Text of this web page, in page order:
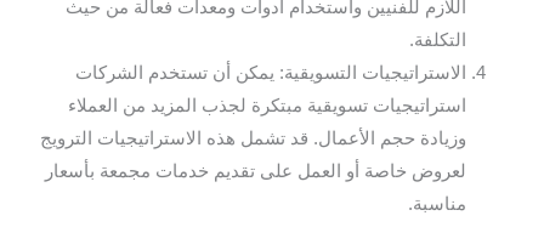
اللازم للفنيين واستخدام أدوات ومعدات فعالة من حيث
التكلفة.
الاستراتيجيات التسويقية: يمكن أن تستخدم الشركات
استراتيجيات تسويقية مبتكرة لجذب المزيد من العملاء
وزيادة حجم الأعمال. قد تشمل هذه الاستراتيجيات الترويج
لعروض خاصة أو العمل على تقديم خدمات مجمعة بأسعار
مناسبة.